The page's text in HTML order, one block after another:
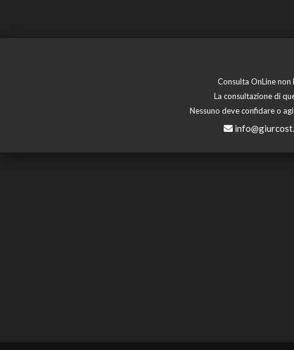
Consulta OnLine
La consultazione di
Nessuno deve confidare o